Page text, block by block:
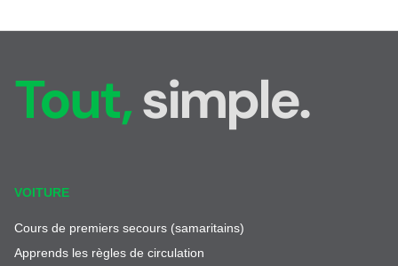
Tout,simple.
VOITURE
Cours de premiers secours (samaritains)
Apprends les règles de circulation